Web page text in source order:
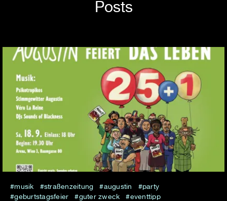
Posts
musik straßenzeitung augustin
party
geburtstagsfeier
guter zweck eventtipp